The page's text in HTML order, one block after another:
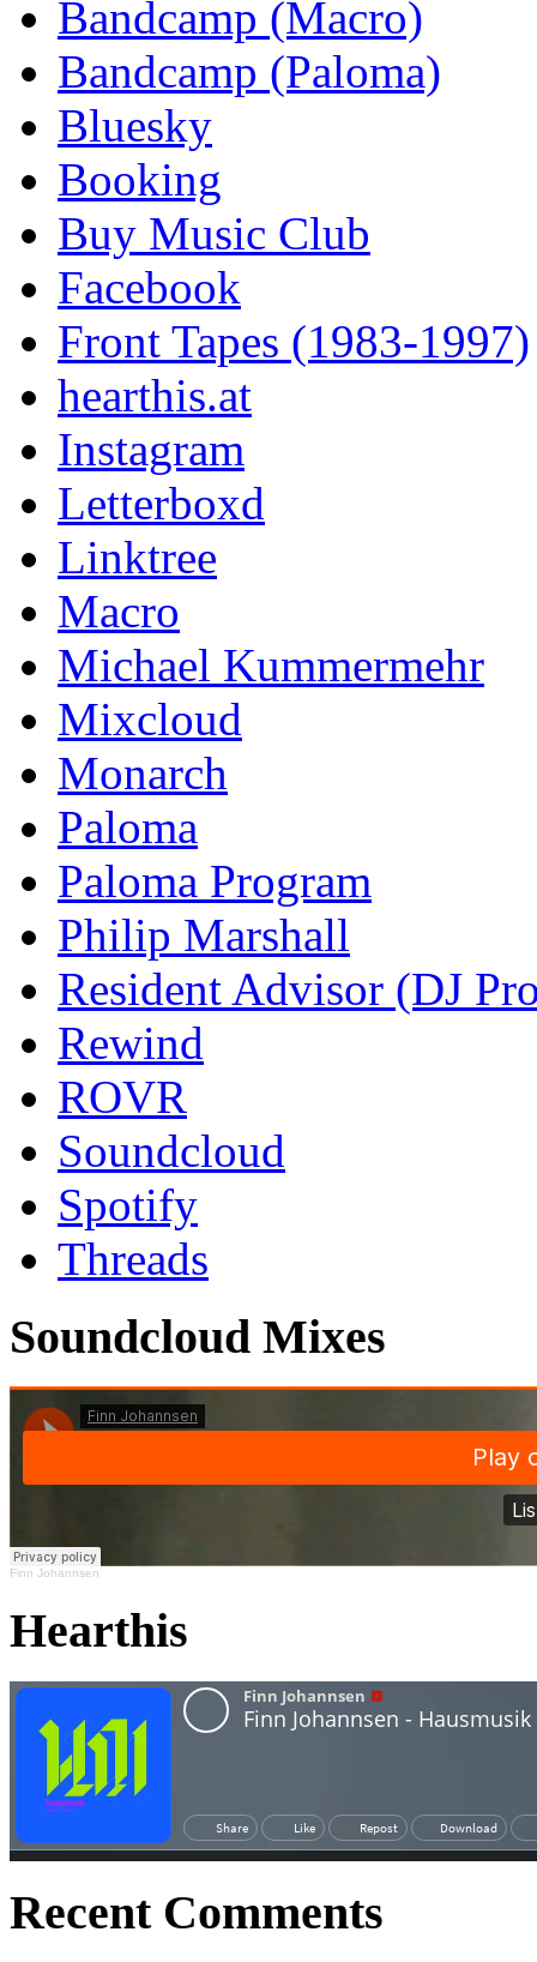
Bandcamp (Macro)
Bandcamp (Paloma)
Bluesky
Booking
Buy Music Club
Facebook
Front Tapes (1983-1997)
hearthis.at
Instagram
Letterboxd
Linktree
Macro
Michael Kummermehr
Mixcloud
Monarch
Paloma
Paloma Program
Philip Marshall
Resident Advisor (DJ
Rewind
ROVR
Soundcloud
Spotify
Threads
Soundcloud Mixes
Finn Johannsen
Hearthis
Recent Comments